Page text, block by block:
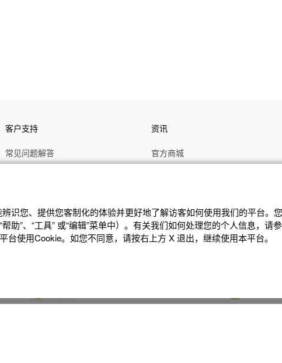
客户支持
常见问题解答
维修
修理状态查询
资讯
官方商城
最新资讯
公告
识您、提供您客制化的体验并更好地了解访客如何使⽤我们的平台。
助”、“⼯具” 或“编辑”菜单中）。有关我们如何处理您的个⼈信息，请
使用Cookie。如您不同意，请按右上⽅ X 退出，继续使⽤本平台。